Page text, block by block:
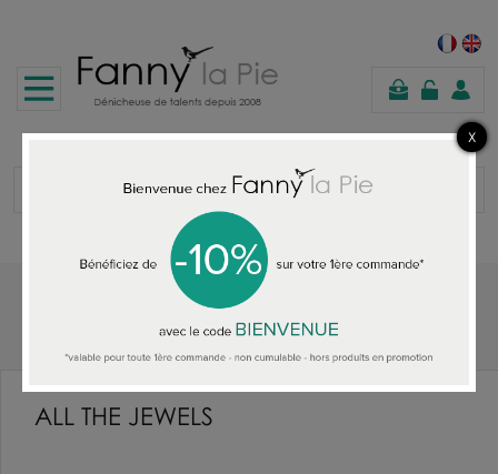
shopping
cart
Home ALL THE JEWELS
ALL THE JEWELS